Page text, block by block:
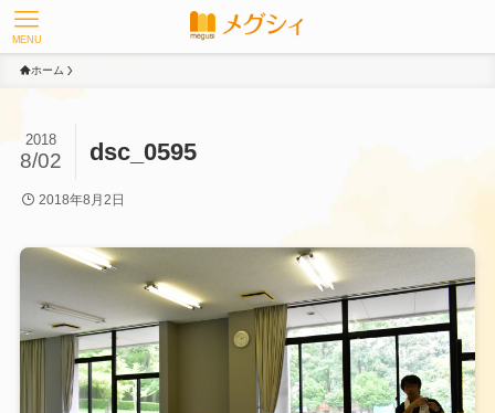
MENU
ホーム
dsc_0595
2018
8/02
2018年8月2日